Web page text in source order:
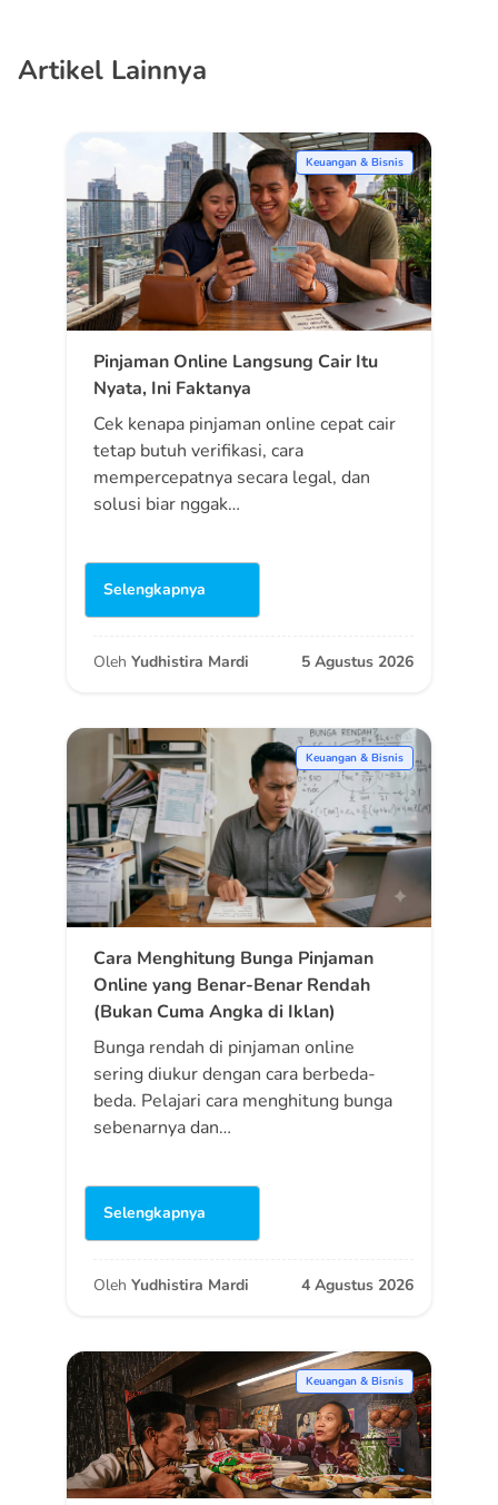
Artikel Lainnya
Keuangan & Bisnis
Pinjaman Online Langsung Cair Itu
Nyata, Ini Faktanya
Cek kenapa pinjaman online cepat cair
tetap butuh verifikasi, cara
mempercepatnya secara legal, dan
solusi biar nggak…
Selengkapnya
Oleh Yudhistira Mardi 5 Agustus 2026
Keuangan & Bisnis
Cara Menghitung Bunga Pinjaman
Online yang Benar-Benar Rendah
(Bukan Cuma Angka di Iklan)
Bunga rendah di pinjaman online
sering diukur dengan cara berbeda-
beda. Pelajari cara menghitung bunga
sebenarnya dan…
Selengkapnya
Oleh Yudhistira Mardi 4 Agustus 2026
Keuangan & Bisnis